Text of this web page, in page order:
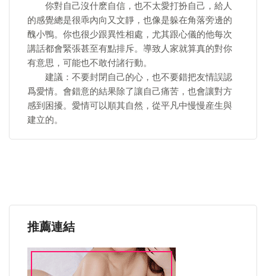
你對自己沒什麽自信，也不太愛打扮自己，給人
的感覺總是很乖內向又文靜，也像是躲在角落旁邊的
醜小鴨。你也很少跟異性相處，尤其跟心儀的他每次
講話都會緊張甚至有點排斥。導致人家就算真的對你
有意思，可能也不敢付諸行動。
建議：不要封閉自己的心，也不要錯把友情誤認
爲愛情。會錯意的結果除了讓自己痛苦，也會讓對方
感到困擾。愛情可以順其自然，從平凡中慢慢産生與
建立的。
推薦連結